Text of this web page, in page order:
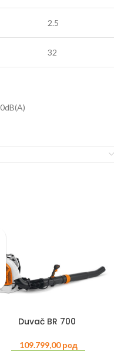
2.5
32
Duvač BR 700
109.799,00рсд